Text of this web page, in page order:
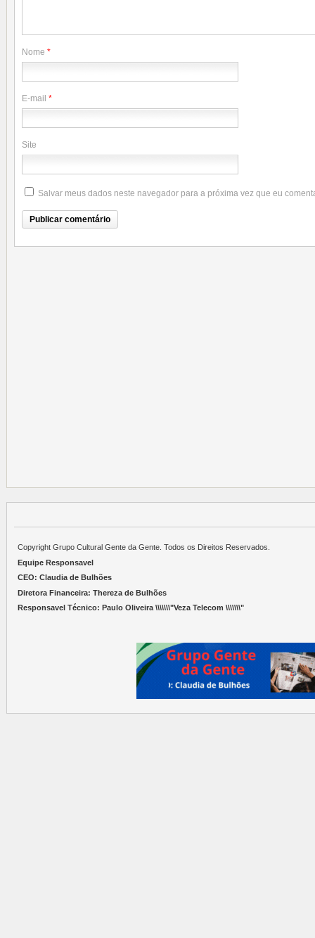
Nome *
E-mail *
Site
Salvar meus dados neste navegador para a próxima vez que eu
Copyright Grupo Cultural Gente da Gente. Todos os Direitos Reservados.
Equipe Responsavel
CEO: Claudia de Bulhões
Diretora Financeira: Thereza de Bulhões
Responsavel Técnico: Paulo Oliveira \\\\\\\"Veza Telecom \\\\\\\"